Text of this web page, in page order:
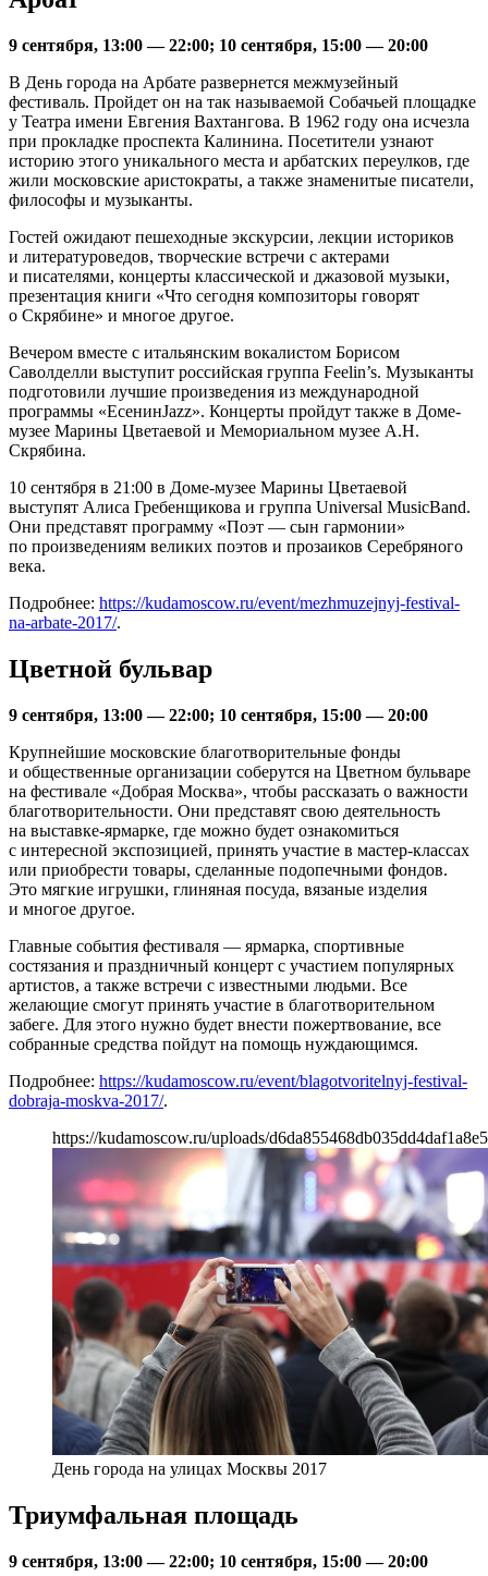
9 сентября, 13:00 — 22:00; 10 сентября, 15:00 — 20:00
В День города на Арбате развернется межмузейный
фестиваль. Пройдет он на так называемой Собачьей площадке
у Театра имени Евгения Вахтангова. В 1962 году она исчезла
при прокладке проспекта Калинина. Посетители узнают
историю этого уникального места и арбатских переулков, где
жили московские аристократы, а также знаменитые писатели,
философы и музыканты.
Гостей ожидают пешеходные экскурсии, лекции историков
и литературоведов, творческие встречи с актерами
и писателями, концерты классической и джазовой музыки,
презентация книги «Что сегодня композиторы говорят
о Скрябине» и многое другое.
Вечером вместе с итальянским вокалистом Борисом
Саволделли выступит российская группа Feelin’s. Музыканты
подготовили лучшие произведения из международной
программы «ЕсенинJazz». Концерты пройдут также в Доме-
музее Марины Цветаевой и Мемориальном музее А.Н.
Скрябина.
10 сентября в 21:00 в Доме-музее Марины Цветаевой
выступят Алиса Гребенщикова и группа Universal MusicBand.
Они представят программу «Поэт — сын гармонии»
по произведениям великих поэтов и прозаиков Серебряного
века.
Подробнее: https://kudamoscow.ru/event/mezhmuzejnyj-festival-
na-arbate-2017/.
Цветной бульвар
9 сентября, 13:00 — 22:00; 10 сентября, 15:00 — 20:00
Крупнейшие московские благотворительные фонды
и общественные организации соберутся на Цветном бульваре
на фестивале «Добрая Москва», чтобы рассказать о важности
благотворительности. Они представят свою деятельность
на выставке-ярмарке, где можно будет ознакомиться
с интересной экспозицией, принять участие в мастер-классах
или приобрести товары, сделанные подопечными фондов.
Это мягкие игрушки, глиняная посуда, вязаные изделия
и многое другое.
Главные события фестиваля — ярмарка, спортивные
состязания и праздничный концерт с участием популярных
артистов, а также встречи с известными людьми. Все
желающие смогут принять участие в благотворительном
забеге. Для этого нужно будет внести пожертвование, все
собранные средства пойдут на помощь нуждающимся.
Подробнее: https://kudamoscow.ru/event/blagotvoritelnyj-festival-
dobraja-moskva-2017/.
https://kudamoscow.ru/uploads/
День города на улицах Москвы 2017
Триумфальная площадь
9 сентября, 13:00 — 22:00; 10 сентября, 15:00 — 20:00